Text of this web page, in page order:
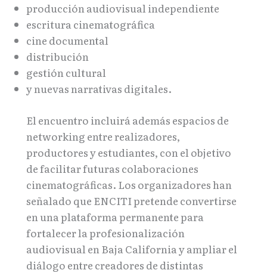
producción audiovisual independiente
escritura cinematográfica
cine documental
distribución
gestión cultural
y nuevas narrativas digitales.
El encuentro incluirá además espacios de
networking entre realizadores,
productores y estudiantes, con el objetivo
de facilitar futuras colaboraciones
cinematográficas. Los organizadores han
señalado que ENCITI pretende convertirse
en una plataforma permanente para
fortalecer la profesionalización
audiovisual en Baja California y ampliar el
diálogo entre creadores de distintas